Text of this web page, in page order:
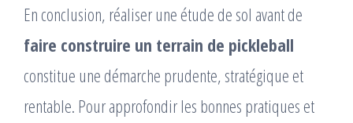
En conclusion, réaliser une étude de sol avant de
faire construire un terrain de pickleball
constitue une démarche prudente, stratégique et
rentable. Pour approfondir les bonnes pratiques et